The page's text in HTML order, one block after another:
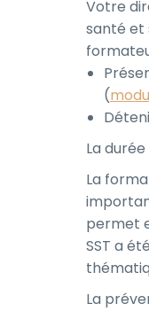
Votre
santé et
(
La
La
permet
SST a
La